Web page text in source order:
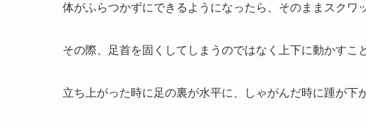
体がふらつかずにできるようになったら、そのままスクワ
その際、足首を固くしてしまうのではなく上下に動かすこ
立ち上がった時に足の裏が水平に、しゃがんだ時に踵が下